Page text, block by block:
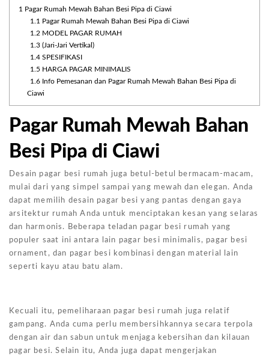
1
Pagar Rumah Mewah Bahan Besi Pipa di Ciawi
1.1
Pagar Rumah Mewah Bahan Besi Pipa di Ciawi
1.2 MODEL PAGAR RUMAH
1.3(Jari-Jari Vertikal)
1.4SPESIFIKASI
1.5 HARGA PAGAR MINIMALIS
1.6Info Pemesanan dan Pagar Rumah Mewah Bahan Besi Pipa di
Ciawi
Pagar Rumah Mewah Bahan
Besi Pipa di Ciawi
Desain pagar besi rumah juga betul-betul bermacam-macam,
mulai dari yang simpel sampai yang mewah dan elegan. Anda
dapat memilih desain pagar besi yang pantas dengan gaya
arsitektur rumah Anda untuk menciptakan kesan yang selaras
dan harmonis. Beberapa teladan pagar besi rumah yang
populer saat ini antara lain pagar besi minimalis, pagar besi
ornament, dan pagar besi kombinasi dengan material lain
seperti kayu atau batu alam.
Kecuali itu, pemeliharaan pagar besi rumah juga relatif
gampang. Anda cuma perlu membersihkannya secara terpola
dengan air dan sabun untuk menjaga kebersihan dan kilauan
pagar besi. Selain itu, Anda juga dapat mengerjakan